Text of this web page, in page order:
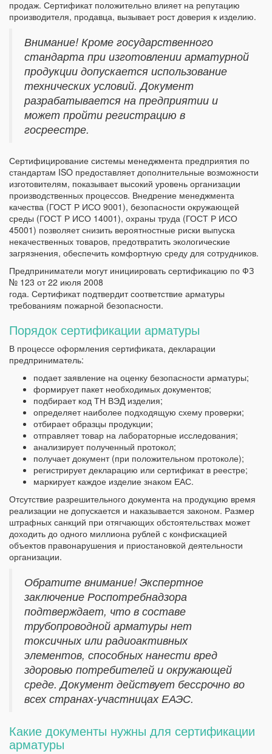
продаж. Сертификат положительно влияет на репутацию
производителя, продавца, вызывает рост доверия к изделию.
Внимание! Кроме государственного
стандарта при изготовлении арматурной
продукции допускается использование
технических условий. Документ
разрабатывается на предприятии и
может пройти регистрацию в
госреестре.
Сертифицирование системы менеджмента предприятия по
стандартам ISO предоставляет дополнительные возможности
изготовителям, показывает высокий уровень организации
производственных процессов. Внедрение менеджмента
качества (ГОСТ Р ИСО 9001), безопасности окружающей
среды (ГОСТ Р ИСО 14001), охраны труда (ГОСТ Р ИСО
45001) позволяет снизить вероятностные риски выпуска
некачественных товаров, предотвратить экологические
загрязнения, обеспечить комфортную среду для сотрудников.
Предприниматели могут инициировать сертификацию по ФЗ
№ 123 от 22 июля 2008
года. Сертификат подтвердит соответствие арматуры
требованиям пожарной безопасности.
Порядок сертификации арматуры
В процессе оформления сертификата, декларации
предприниматель:
подает заявление на оценку безопасности арматуры;
формирует пакет необходимых документов;
подбирает код ТН ВЭД изделия;
определяет наиболее подходящую схему проверки;
отбирает образцы продукции;
отправляет товар на лабораторные исследования;
анализирует полученный протокол;
получает документ (при положительном протоколе);
регистрирует декларацию или сертификат в реестре;
маркирует каждое изделие знаком ЕАС.
Отсутствие разрешительного документа на продукцию время
реализации не допускается и наказывается законом. Размер
штрафных санкций при отягчающих обстоятельствах может
доходить до одного миллиона рублей с конфискацией
объектов правонарушения и приостановкой деятельности
организации.
Обратите внимание! Экспертное
заключение Роспотребнадзора
подтверждает, что в составе
трубопроводной арматуры нет
токсичных или радиоактивных
элементов, способных нанести вред
здоровью потребителей и окружающей
среде. Документ действует бессрочно во
всех странах-участницах ЕАЭС.
Какие документы нужны для сертификации
арматуры